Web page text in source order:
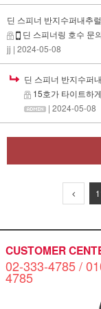
딘 스피너 반지수퍼내추
딘 스피너링 호수 문
jj | 2024-05-08
딘 스피너 반지수퍼
15호가 타이트하
| 2024-05-08
CUSTOMER
02-333-4785 /
4785